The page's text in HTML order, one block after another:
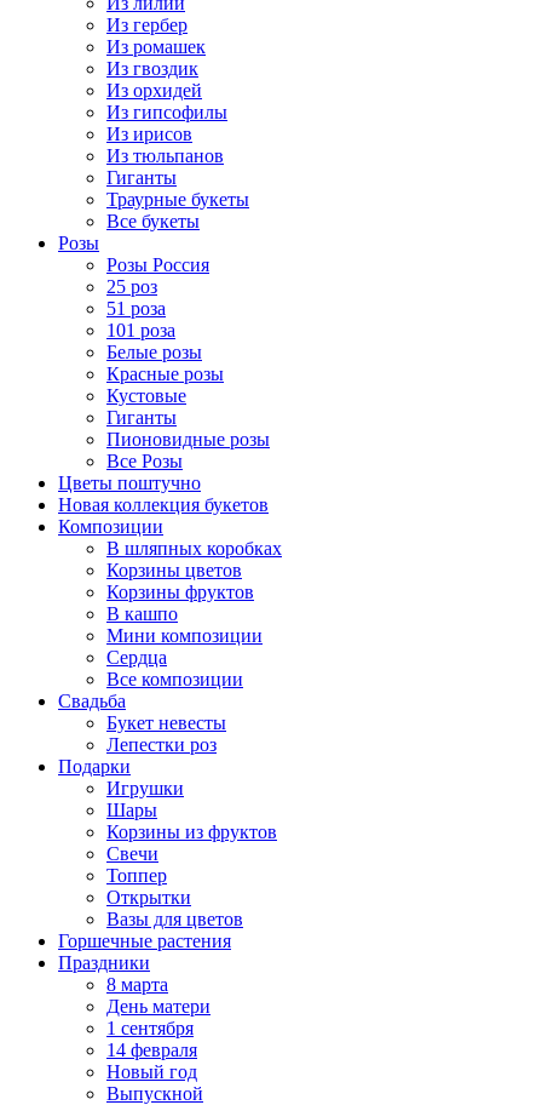
Из гербер
Из ромашек
Из гвоздик
Из орхидей
Из гипсофилы
Из ирисов
Из тюльпанов
Гиганты
Траурные букеты
Все букеты
Розы
Розы Россия
25 роз
51 роза
101 роза
Белые розы
Красные розы
Кустовые
Гиганты
Пионовидные розы
Все Розы
Цветы поштучно
Новая коллекция букетов
Композиции
В шляпных коробках
Корзины цветов
Корзины фруктов
В кашпо
Мини композиции
Сердца
Все композиции
Свадьба
Букет невесты
Лепестки роз
Подарки
Игрушки
Шары
Корзины из фруктов
Свечи
Топпер
Открытки
Вазы для цветов
Горшечные растения
Праздники
8 марта
День матери
1 сентября
14 февраля
Новый год
Выпускной